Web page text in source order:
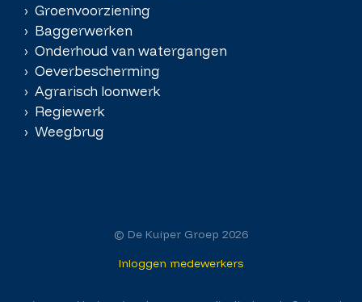
› Groenvoorziening
› Baggerwerken
› Onderhoud van watergangen
› Oeverbescherming
› Agrarisch loonwerk
› Regiewerk
› Weegbrug
© De Kuiper Groep 2026
Inloggen medewerkers